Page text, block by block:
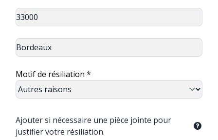
Motif de résiliation *
Ajouter si nécessaire une pièce jointe pour
justifier votre résiliation.